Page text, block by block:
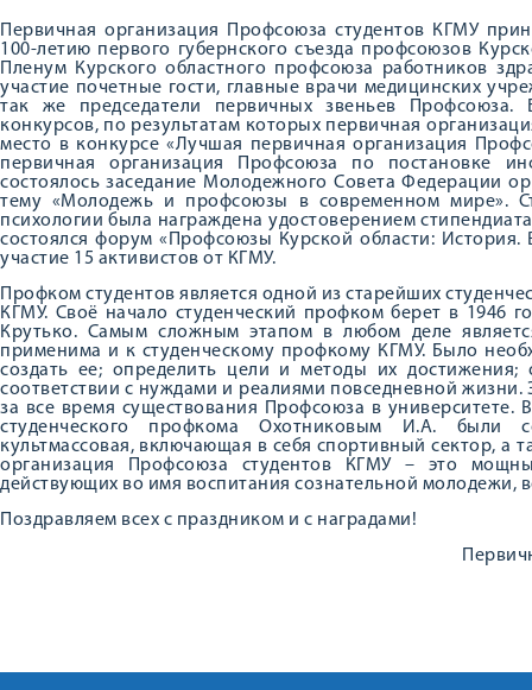
Первичная организация Профсоюза студентов КГМУ
100-летию первого губернского съезда профсоюзов
Пленум Курского областного профсоюза работников
участие почетные гости, главные врачи медицинских
так же председатели первичных звеньев
конкурсов, по результатам которых первичная
место в конкурсе «Лучшая первичная организация
первичная организация Профсоюза по постановке
состоялось заседание Молодежного Совета Федерации
тему «Молодежь и профсоюзы в современном мире».
психологии была награждена удостоверением
состоялся форум «Профсоюзы Курской области:
участие 15 активистов от КГМУ.
Профком студентов является одной из старейших
КГМУ. Своё начало студенческий профком берет в 1946
Крутько. Самым сложным этапом в любом деле
применима и к студенческому профкому КГМУ. Было
создать ее; определить цели и методы их достижения;
соответствии с нуждами и реалиями повседневной
за все время существования Профсоюза в университете.
студенческого профкома Охотниковым И.А. были
культмассовая, включающая в себя спортивный сектор, а
организация Профсоюза студентов КГМУ – это
действующих во имя воспитания сознательной молодежи,
Поздравляем всех с праздником и с наградами!